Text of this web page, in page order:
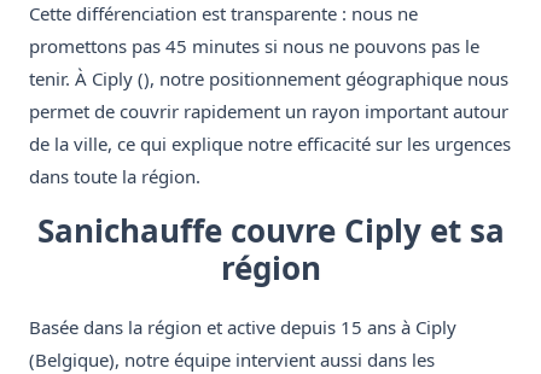
Cette différenciation est transparente : nous ne
promettons pas 45 minutes si nous ne pouvons pas le
tenir. À Ciply (), notre positionnement géographique nous
permet de couvrir rapidement un rayon important autour
de la ville, ce qui explique notre efficacité sur les urgences
dans toute la région.
Sanichauffe couvre Ciply et sa
région
Basée dans la région et active depuis 15 ans à Ciply
(Belgique), notre équipe intervient aussi dans les